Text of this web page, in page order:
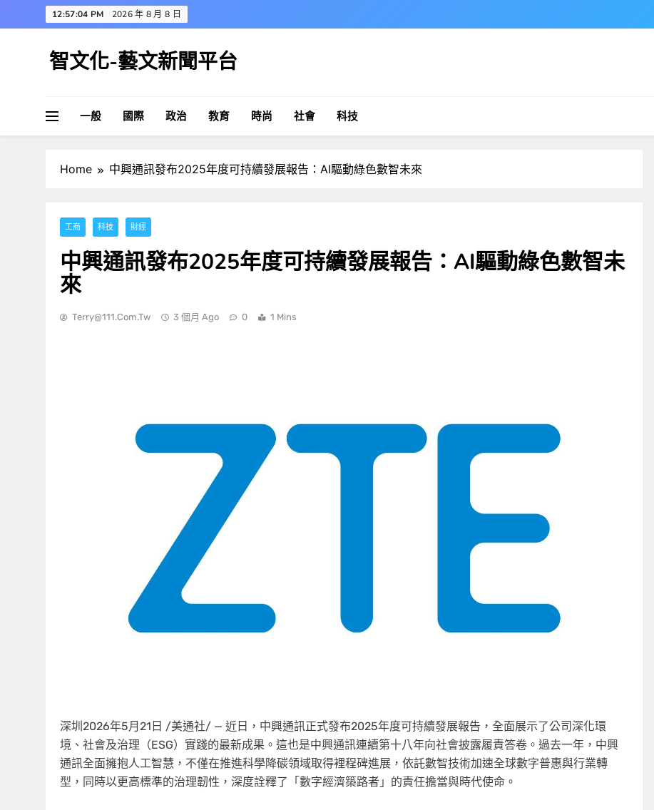
to
12:57:05 PM 2026 年 8 月 8 日
智文化-藝文新聞平台
一般 國際 政治 教育 時尚 社會 科技
Home 中興通訊發布2025年度可持續發展報告：AI驅動綠色數智未來
工商 科技 財經
中興通訊發布2025年度可持續發展報告：AI驅動綠色數智未
來
Terry@111.com.tw 3 個月 Ago 0 1 Mins
深圳 2026年5月21日 /美通社/ — 近日，中興通訊正式發布2025年度可持續發展報告，全面展示了公司深化環
境、社會及治理（ESG）實踐的最新成果。這也是中興通訊連續第十八年向社會披露履責答卷。過去一年，中興
通訊全面擁抱人工智慧，不僅在推進科學降碳領域取得裡程碑進展，依託數智技術加速全球數字普惠與行業轉
型，同時以更高標準的治理韌性，深度詮釋了「數字經濟築路者」的責任擔當與時代使命。